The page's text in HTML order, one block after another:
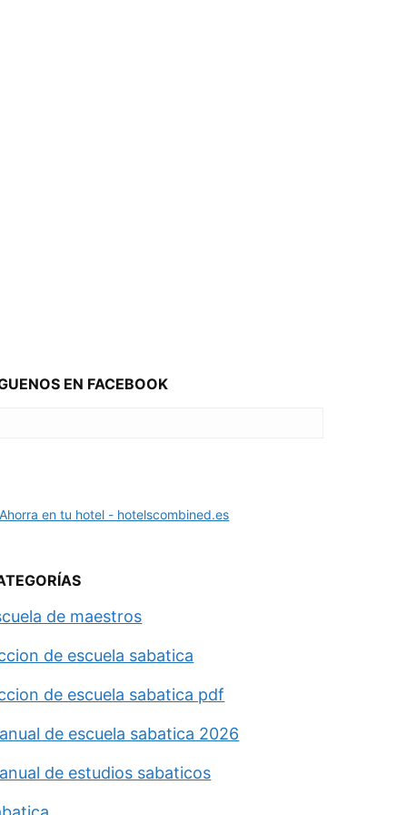
EN FACEBOOK
de maestros
de escuela sabatica
de escuela sabatica pdf
de escuela sabatica 2026
de estudios sabaticos